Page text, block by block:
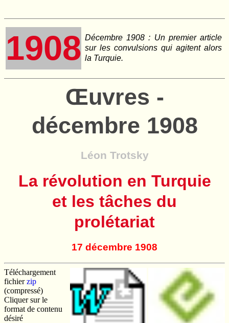
1908 Décembre 1908 : Un premier article
sur les convulsions qui agitent alors
la Turquie.
Œuvres -
décembre 1908
Léon Trotsky
La révolution en Turquie
et les tâches du
prolétariat
17 décembre 1908
Téléchargement
fichierzip
(compressé)
Cliquer sur le
format de contenu
désiré